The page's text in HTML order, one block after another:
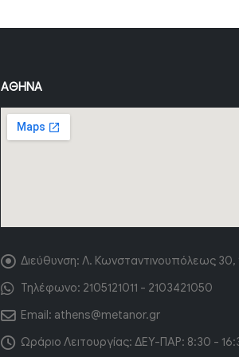
ΑΘΉΝΑ
Διεύθυνση: Λ. Κωνσταντινουπόλεως 30,
Τηλέφωνο: 2105121011 - 2103421050
Email: athens@metanor.gr
Ωράριο Λειτουργίας: ΔΕΥ-ΠΑΡ: 8:30 -